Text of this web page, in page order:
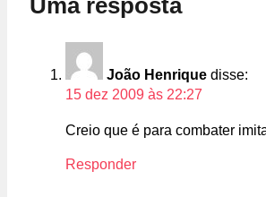
Uma resposta
João Henrique disse:
15 dez 2009 às 22:27
Creio que é para combater
Responder